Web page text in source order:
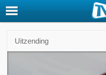
Uitzending